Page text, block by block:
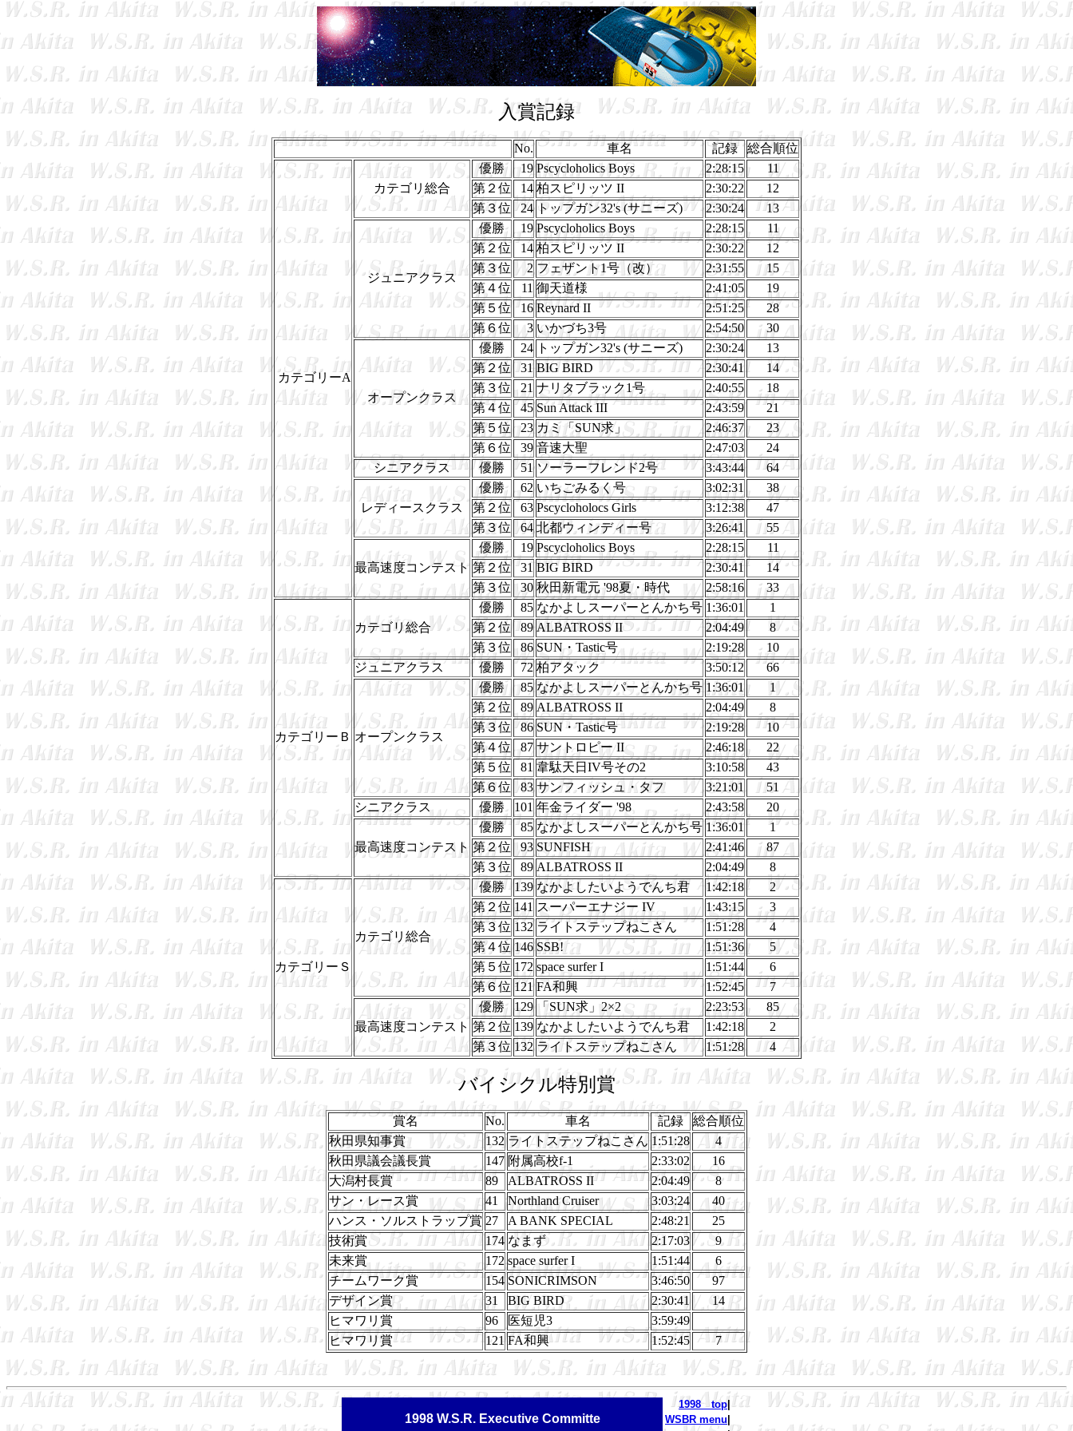
入賞記録
No. 車名 記録 総合順位
カテゴリーA
カテゴリ総合
優勝 19 Pscycloholics Boys 2:28:15
11
第２位
14 柏スピリッツ II 2:30:22
12
第３位
24 トップガン32's (サニーズ) 2:30:24 13
ジュニアクラス
優勝 19 Pscycloholics Boys 2:28:15
11
第２位
14 柏スピリッツ II 2:30:22
12
第３位
2 フェザント1号（改） 2:31:55
15
第４位
11 御天道様 2:41:05
19
第５位
16 Reynard II 2:51:25
28
第６位
3 いかづち3号 2:54:50 30
オープンクラス
優勝 24 トップガン32's (サニーズ) 2:30:24
13
第２位
31 BIG BIRD 2:30:41
14
第３位
21 ナリタブラック1号 2:40:55
18
第４位
45 Sun Attack III 2:43:59
21
第５位
23 カミ「SUN求」 2:46:37
23
第６位
39 音速大聖 2:47:03
24
シニアクラス
優勝 51 ソーラーフレンド2号 3:43:44 64
レディースクラス
優勝 62 いちごみるく号 3:02:31
38
第２位
63 Pscycloholocs Girls 3:12:38
47
第３位
64 北都ウィンディー号 3:26:41 55
最高速度コンテスト
優勝 19 Pscycloholics Boys 2:28:15
11
第２位
31 BIG BIRD 2:30:41
14
第３位
30 秋田新電元 '98夏・時代 2:58:16 33
カテゴリーＢ
カテゴリ総合
優勝 85 なかよしスーパーとんかち号 1:36:01
1
第２位
89 ALBATROSS II 2:04:49
8
第３位
86 SUN・Tastic号 2:19:28
10
ジュニアクラス
優勝 72 柏アタック 3:50:12 66
オープンクラス
優勝 85 なかよしスーパーとんかち号 1:36:01
1
第２位
89 ALBATROSS II 2:04:49
8
第３位
86 SUN・Tastic号 2:19:28
10
第４位
87 サントロピー II 2:46:18
22
第５位
81 韋駄天日IV号その2 3:10:58
43
第６位
83 サンフィッシュ・タフ 3:21:01
51
シニアクラス
優勝 101 年金ライダー '98 2:43:58 20
最高速度コンテスト
優勝 85 なかよしスーパーとんかち号 1:36:01
1
第２位
93 SUNFISH 2:41:46
87
第３位
89 ALBATROSS II 2:04:49 8
カテゴリーＳ
カテゴリ総合
優勝 139 なかよしたいようでんち君 1:42:18
2
第２位 141 スーパーエナジー IV 1:43:15
3
第３位 132 ライトステップねこさん 1:51:28
4
第４位 146 SSB! 1:51:36
5
第５位 172 space surfer I 1:51:44
6
第６位 121 FA和興 1:52:45 7
最高速度コンテスト
優勝 129 「SUN求」2×2 2:23:53
85
第２位 139 なかよしたいようでんち君 1:42:18
2
第３位 132 ライトステップねこさん 1:51:28 4
バイシクル特別賞
賞名 No. 車名 記録
総合順位
秋田県知事賞
132 ライトステップねこさん 1:51:28
4
秋田県議会議長賞
147 附属高校f-1 2:33:02
16
大潟村長賞
89 ALBATROSS II 2:04:49
8
サン・レース賞
41 Northland Cruiser 3:03:24
40
ハンス・ソルストラップ賞 27 A BANK SPECIAL 2:48:21
25
技術賞
174 なまず 2:17:03
9
未来賞
172 space surfer I 1:51:44
6
チームワーク賞
154 SONICRIMSON 3:46:50
97
デザイン賞
31 BIG BIRD 2:30:41
14
ヒマワリ賞
96 医短児3
3:59:49
ヒマワリ賞
121 FA和興 1:52:45 7
1998 W.S.R. Executive Committe
1998 top|
WSBR menu